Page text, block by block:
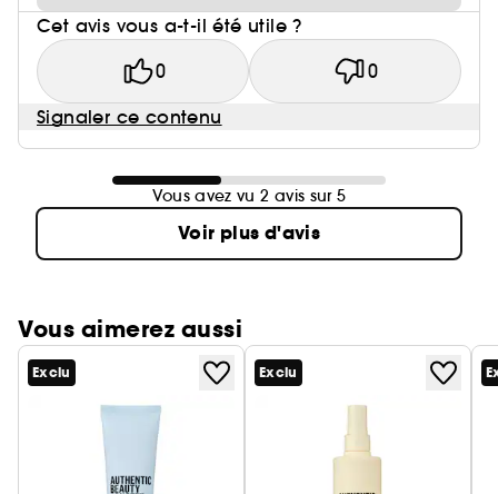
Cet avis vous a-t-il été utile ?
0 0
Signaler ce contenu
Vous avez vu 2 avis sur 5
Voir plus d'avis
Vous aimerez aussi
Exclu Exclu